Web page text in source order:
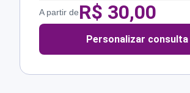
A partir deR$ 30,00
Personalizar consulta